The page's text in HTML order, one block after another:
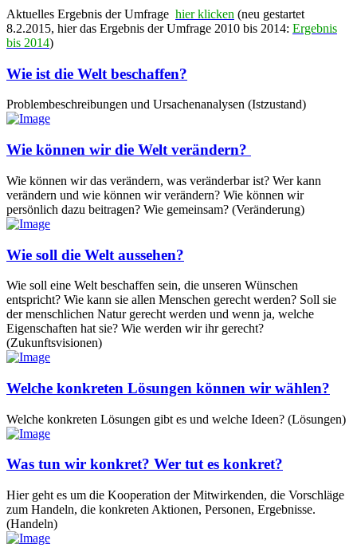
Aktuelles Ergebnis der Umfrage hier klicken (neu gestartet
8.2.2015, hier das Ergebnis der Umfrage 2010 bis 2014: Ergebnis
bis 2014)
Wie ist die Welt beschaffen?
Problembeschreibungen und Ursachenanalysen (Istzustand)
Wie können wir die Welt verändern?
Wie können wir das verändern, was veränderbar ist? Wer kann
verändern und wie können wir verändern? Wie können wir
persönlich dazu beitragen? Wie gemeinsam? (Veränderung)
Wie soll die Welt aussehen?
Wie soll eine Welt beschaffen sein, die unseren Wünschen
entspricht? Wie kann sie allen Menschen gerecht werden? Soll sie
der menschlichen Natur gerecht werden und wenn ja, welche
Eigenschaften hat sie? Wie werden wir ihr gerecht?
(Zukunftsvisionen)
Welche konkreten Lösungen können wir wählen?
Welche konkreten Lösungen gibt es und welche Ideen? (Lösungen)
Was tun wir konkret? Wer tut es konkret?
Hier geht es um die Kooperation der Mitwirkenden, die Vorschläge
zum Handeln, die konkreten Aktionen, Personen, Ergebnisse.
(Handeln)